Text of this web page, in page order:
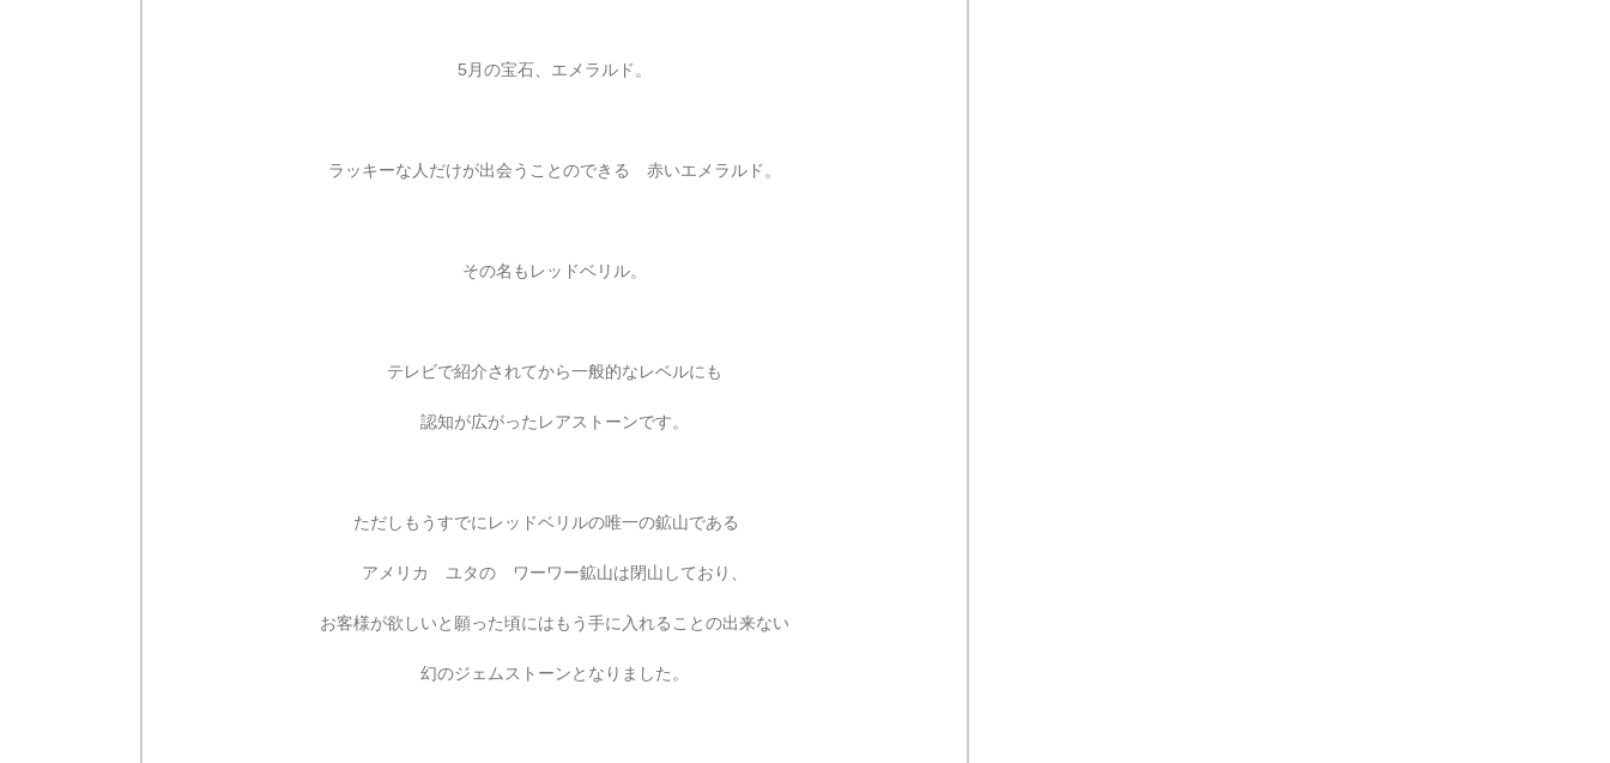
5月の宝石、エメラルド。
ラッキーな人だけが出会うことのできる 赤いエメラルド。
その名もレッドベリル。
テレビで紹介されてから一般的なレベルにも
認知が広がったレアストーンです。
ただしもうすでにレッドベリルの唯一の鉱山である
アメリカ ユタの ワーワー鉱山は閉山しており、
お客様が欲しいと願った頃にはもう手に入れることの出来ない
幻のジェムストーンとなりました。